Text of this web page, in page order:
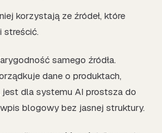
korzystają ze źródeł, które
streścić.
samego źródła.
dane o produktach,
jest dla systemu AI prostsza do
blogowy bez jasnej struktury.